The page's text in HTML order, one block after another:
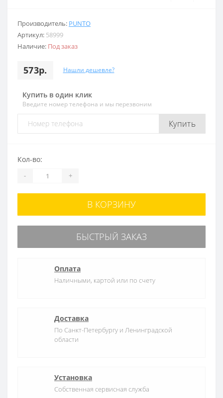
Производитель: PUNTO
Артикул: 58999
Наличие: Под заказ
573р. Нашли дешевле?
Купить в один клик
Введите номер телефона и мы перезвоним
Купить
Кол-во:
- +
В КОРЗИНУ
БЫСТРЫЙ ЗАКАЗ
Оплата
Наличными, картой или по счету
Доставка
По Санкт-Петербургу и Ленинградской
области
Установка
Собственная сервисная служба